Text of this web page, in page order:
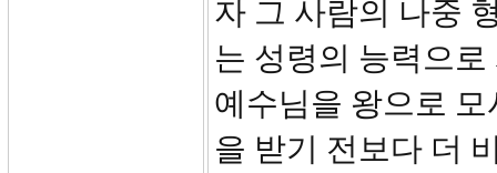
자 그 사람의 나중
는 성령의 능력으
예수님을 왕으로
을 받기 전보다 더